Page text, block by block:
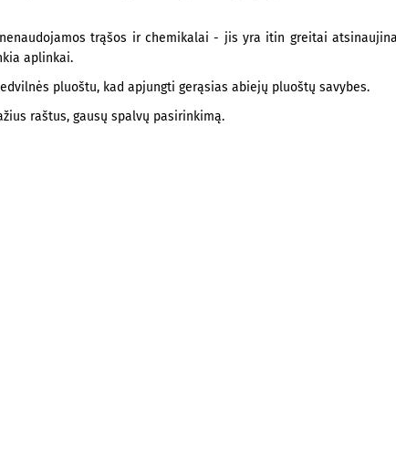
trąšos ir chemikalai - jis yra itin greitai
aplinkai.
pluoštu, kad apjungti gerąsias abiejų pluoštų savybes.
raštus, gausų spalvų pasirinkimą.